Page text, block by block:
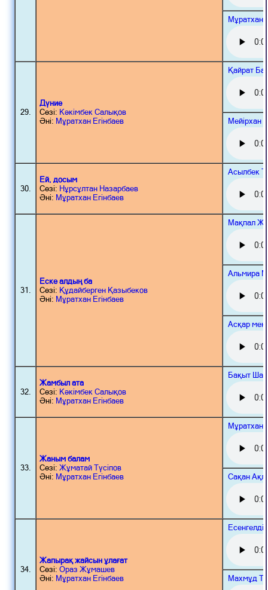
Мұратхан
29.
Дүние
Сөзі: Кәкімбек Салықов
Әні: Мұратхан Егінбаев
Қайрат
Мейірхан
30.
Ей, досым
Сөзі: Нұрсұлтан Назарбаев
Әні: Мұратхан Егінбаев
Асылбек
31.
Еске алдың ба
Сөзі: Құдайберген Қазыбеков
Әні: Мұратхан Егінбаев
Мақпал
Альмира
Асқар мен
32.
Жамбыл ата
Сөзі: Кәкімбек Салықов
Әні: Мұратхан Егінбаев
Бақыт
33.
Жаным балам
Сөзі: Жұматай Түсіпов
Әні: Мұратхан Егінбаев
Мұратхан
Сақан
34.
Жапырақ жайсын ұлағат
Сөзі: Ораз Жұмашев
Әні: Мұратхан Егінбаев Махмұд